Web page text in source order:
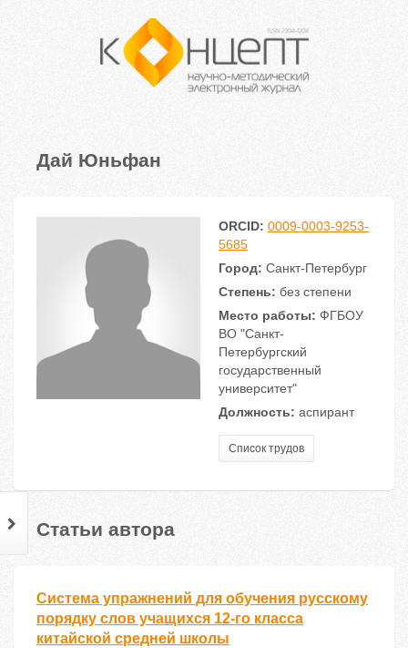
Дай Юньфан
ORCID: 0009-0003-9253-
5685
Город: Санкт-Петербург
Степень: без степени
Место работы: ФГБОУ
ВО "Санкт-
Петербургский
государственный
университет"
Должность: аспирант
Список трудов
Статьи автора
Система упражнений для обучения русскому
порядку слов учащихся 12-го класса
китайской средней школы